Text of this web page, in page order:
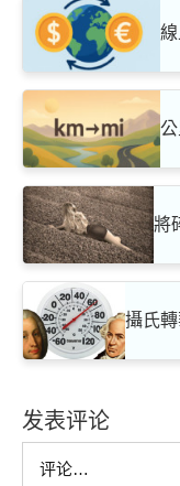
將
攝氏
发表评论